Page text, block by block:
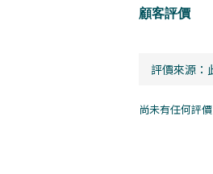
顧客評價
尚未有任何評價